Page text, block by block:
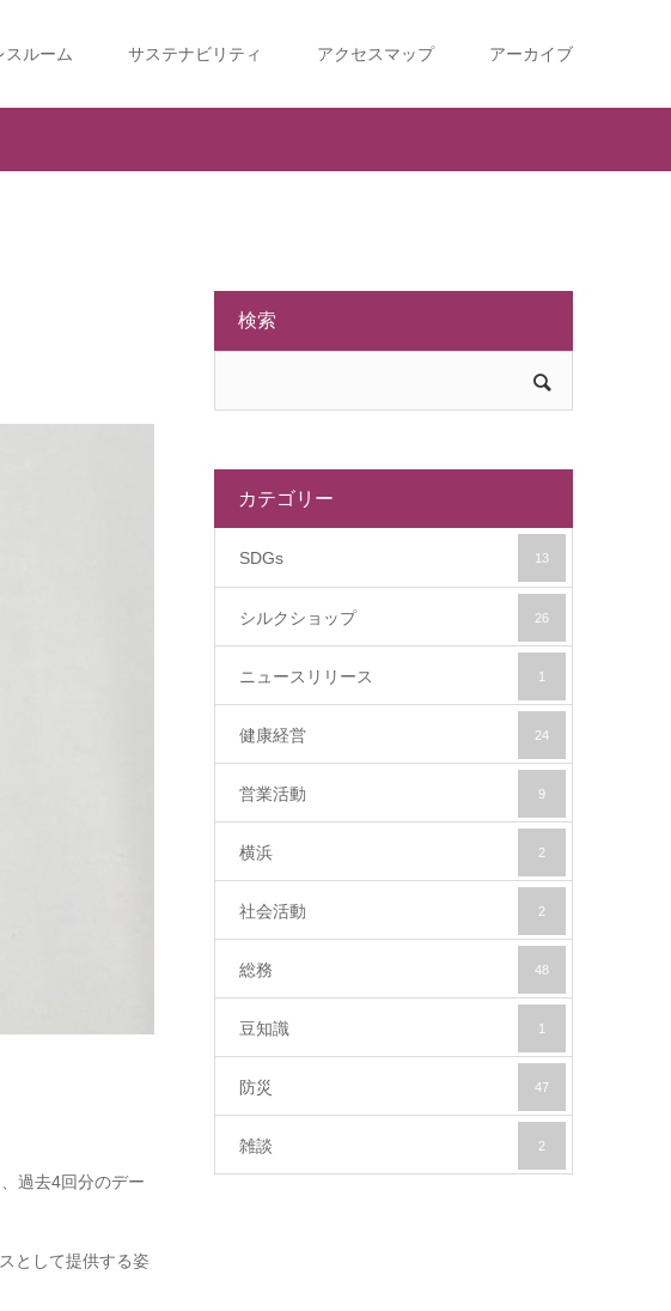
スルーム サステナビリティ アクセスマップ アーカイブ
過去4回分のデー
として提供する姿
検索
カテゴリー
SDGs 13
シルクショップ 26
ニュースリリース 1
健康経営 24
営業活動 9
横浜 2
社会活動 2
総務 48
豆知識 1
防災 47
雑談 2